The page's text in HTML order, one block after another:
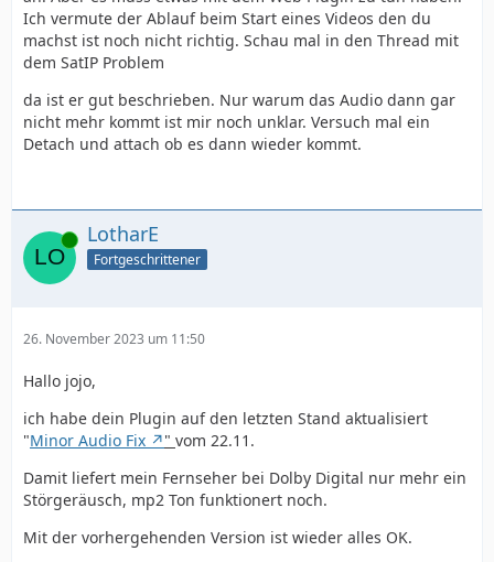
Ich vermute der Ablauf beim Start eines Videos den du
machst ist noch nicht richtig. Schau mal in den Thread mit
dem SatIP Problem
da ist er gut beschrieben. Nur warum das Audio dann gar
nicht mehr kommt ist mir noch unklar. Versuch mal ein
Detach und attach ob es dann wieder kommt.
Online LotharE
Fortgeschrittener
26. November 2023 um 11:50
Hallo jojo,
ich habe dein Plugin auf den letzten Stand aktualisiert
"Minor Audio Fix " vom 22.11.
Damit liefert mein Fernseher bei Dolby Digital nur mehr ein
Störgeräusch, mp2 Ton funktionert noch.
Mit der vorhergehenden Version ist wieder alles OK.